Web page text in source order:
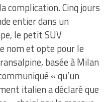
complication. Cinq jours
entier dans un
le petit SUV
nom et opte pour le
basée à Milan
« qu’un
italien a déclaré que